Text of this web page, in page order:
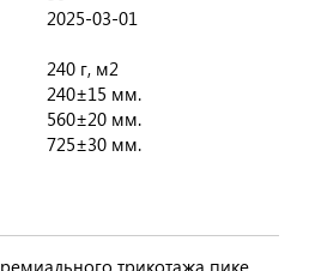
2025-03-01
240 г, м2
240±15 мм.
560±20 мм.
725±30 мм.